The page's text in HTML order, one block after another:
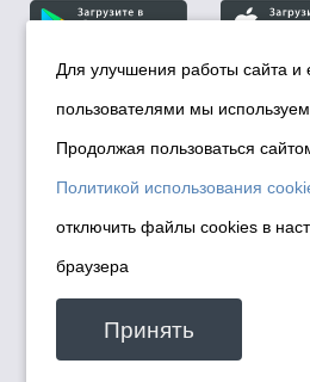
© Департамент
города Новосибирска, 2026
Политика использования
Политика по обработке
данных в
мэрии города
malinchukvl@mail.ru
Для улучшения работы сайта и
пользователями мы
Продолжая пользоваться
Политикой использования
отключить файлы cookies в
браузера
Принять